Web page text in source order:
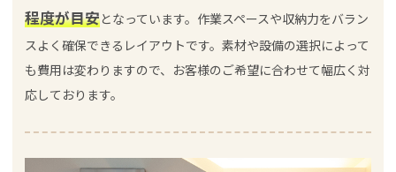
程度が目安となっています。作業スペースや収納力をバラン
スよく確保できるレイアウトです。素材や設備の選択によって
も費用は変わりますので、お客様のご希望に合わせて幅広く対
応しております。